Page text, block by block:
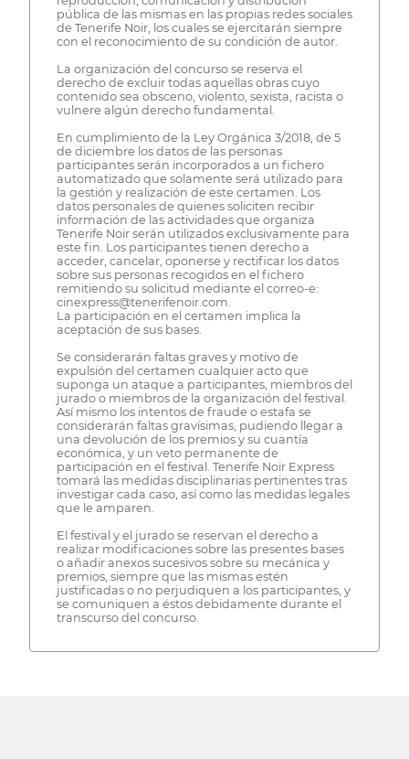
pública de las mismas en las propias redes sociales
de Tenerife Noir, los cuales se ejercitarán siempre
con el reconocimiento de su condición de autor.
La organización del concurso se reserva el
derecho de excluir todas aquellas obras cuyo
contenido sea obsceno, violento, sexista, racista o
vulnere algún derecho fundamental.
En cumplimiento de la Ley Orgánica 3/2018, de 5
de diciembre los datos de las personas
participantes serán incorporados a un fichero
automatizado que solamente será utilizado para
la gestión y realización de este certamen. Los
datos personales de quienes soliciten recibir
información de las actividades que organiza
Tenerife Noir serán utilizados exclusivamente para
este fin. Los participantes tienen derecho a
acceder, cancelar, oponerse y rectificar los datos
sobre sus personas recogidos en el fichero
remitiendo su solicitud mediante el correo-e:
cinexpress@tenerifenoir.com.
La participación en el certamen implica la
aceptación de sus bases.
Se considerarán faltas graves y motivo de
expulsión del certamen cualquier acto que
suponga un ataque a participantes, miembros del
jurado o miembros de la organización del festival.
Así mismo los intentos de fraude o estafa se
considerarán faltas gravísimas, pudiendo llegar a
una devolución de los premios y su cuantía
económica, y un veto permanente de
participación en el festival. Tenerife Noir Express
tomará las medidas disciplinarias pertinentes tras
investigar cada caso, así como las medidas legales
que le amparen.
El festival y el jurado se reservan el derecho a
realizar modificaciones sobre las presentes bases
o añadir anexos sucesivos sobre su mecánica y
premios, siempre que las mismas estén
justificadas o no perjudiquen a los participantes, y
se comuniquen a éstos debidamente durante el
transcurso del concurso.